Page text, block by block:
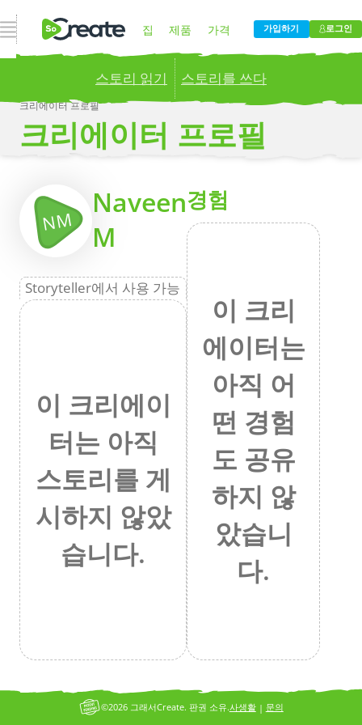
내비게이션 열기 집 제품 가격
블로그 회사
가입하기 로그인
스토리 읽기 스토리를 쓰다
Publish your stories to a global audience.
now!
크리에이터 프로필
크리에이터 프로필
NM
Naveen
M
Storyteller에서 사용 가능
이 크리에이
터는 아직
스토리를 게
시하지 않았
습니다.
경험
이 크리
에이터는
아직 어
떤 경험
도 공유
하지 않
았습니
다.
사생활| 문의
©2026 그래서Create. 판권 소유.